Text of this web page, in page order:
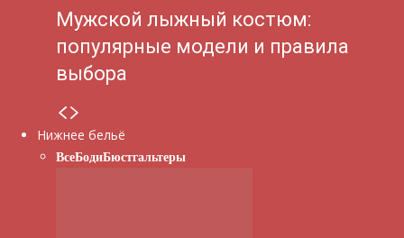
Мужской лыжный костюм:
популярные модели и правила
выбора
Нижнее бельё
ВсеБодиБюстгальтеры